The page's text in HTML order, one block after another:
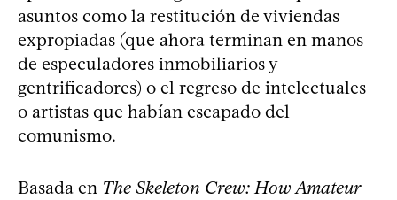
asuntos como la restitución de viviendas
expropiadas (que ahora terminan en manos
de especuladores inmobiliarios y
gentrificadores) o el regreso de intelectuales
o artistas que habían escapado del
comunismo.
Basada en The Skeleton Crew: How Amateur